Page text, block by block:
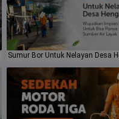
Sumur Bor Untuk Nelayan Desa